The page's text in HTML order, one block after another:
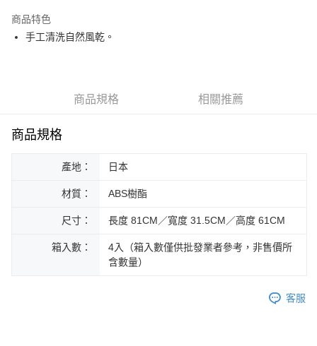
街口支付
黑貓本島宅配
每筆NT$200，滿NT$1,000(含以上)免運費
黑貓外島宅配
商品特色
手工清洗自然風乾。
商品規格 相關推薦
商品規格
產地： 日本
材質： ABS樹酯
尺寸： 長度 81CM／寬度 31.5CM／高度 61CM
箱入數：
4入（箱入數僅供批發業者參考，非售價所
含數量）
客服